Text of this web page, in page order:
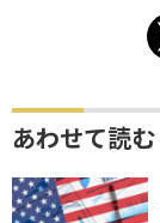
あわせて読む